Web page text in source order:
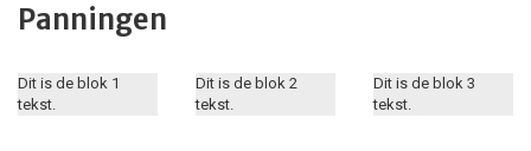
Panningen
Dit is de blok 1
tekst.
Dit is de blok 2
tekst.
Dit is de blok 3
tekst.